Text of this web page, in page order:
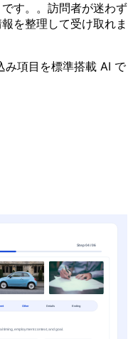
す。。訪問者が迷わず
を整理して受け取れま
み項目を標準搭載 AI で